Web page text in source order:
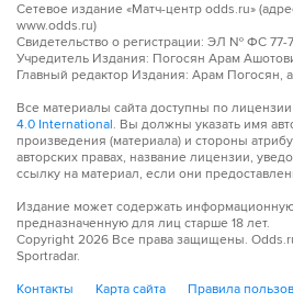
Сетевое издание «Матч-центр odds.ru»
www.odds.ru)
Свидетельство о регистрации: ЭЛ № ФС 77-
Учредитель Издания: Погосян Арам
Главный редактор Издания: Арам Погосян,
Все материалы сайта доступны по лицензии
4.0 International. Вы должны указать имя
произведения (материала) и стороны
авторских правах, название лицензии,
ссылку на материал, если они
Издание может содержать
предназначенную для лиц старше 18 лет.
Copyright 2026 Все права защищены.
Sportradar.
Контакты
Карта сайта Правила